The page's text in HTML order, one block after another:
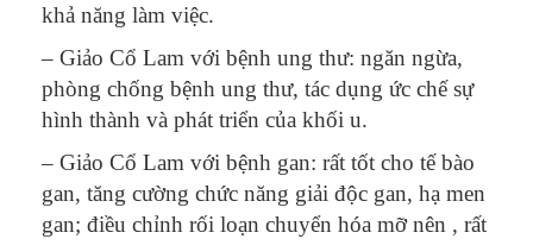
khả năng làm việc.
– Giảo Cổ Lam với bệnh ung thư: ngăn ngừa,
phòng chống bệnh ung thư, tác dụng ức chế sự
hình thành và phát triển của khối u.
– Giảo Cổ Lam với bệnh gan: rất tốt cho tế bào
gan, tăng cường chức năng giải độc gan, hạ men
gan; điều chỉnh rối loạn chuyển hóa mỡ nên , rất